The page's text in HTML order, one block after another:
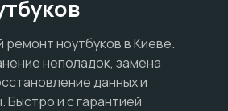
ноутбуков в Киеве.
неполадок, замена
данных и
Быстро и с гарантией